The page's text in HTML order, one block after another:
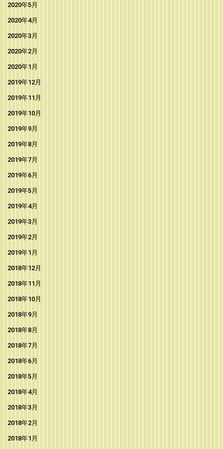
2020年5月
2020年4月
2020年3月
2020年2月
2020年1月
2019年12月
2019年11月
2019年10月
2019年9月
2019年8月
2019年7月
2019年6月
2019年5月
2019年4月
2019年3月
2019年2月
2019年1月
2018年12月
2018年11月
2018年10月
2018年9月
2018年8月
2018年7月
2018年6月
2018年5月
2018年4月
2018年3月
2018年2月
2018年1月